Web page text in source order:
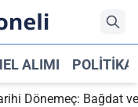
ALIMI POLITIKA
Bağdat ve